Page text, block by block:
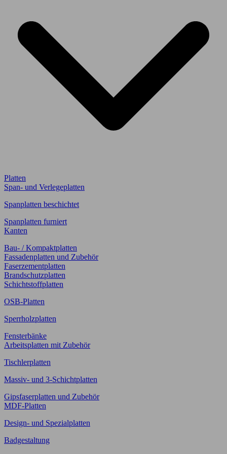
Platten
Span- und Verlegeplatten
Spanplatten beschichtet
Spanplatten furniert
Kanten
Bau- / Kompaktplatten
Fassadenplatten und Zubehör
Faserzementplatten
Brandschutzplatten
Schichtstoffplatten
OSB-Platten
Sperrholzplatten
Fensterbänke
Arbeitsplatten mit Zubehör
Tischlerplatten
Massiv- und 3-Schichtplatten
Gipsfaserplatten und Zubehör
MDF-Platten
Design- und Spezialplatten
Badgestaltung